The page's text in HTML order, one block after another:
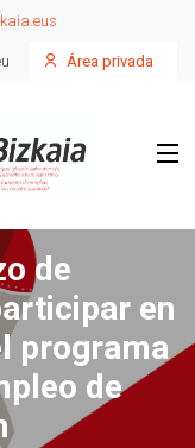
Área privada
de
en
programa
de